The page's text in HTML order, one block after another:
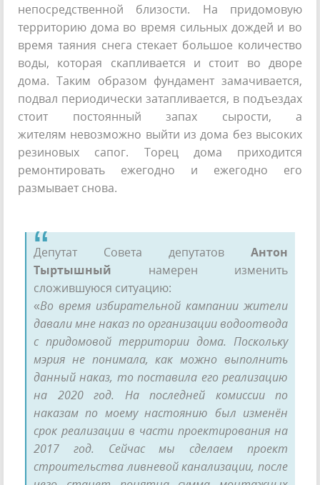
непосредственной близости. На придомовую
территорию дома во время сильных дождей и во
время таяния снега стекает большое количество
воды, которая скапливается и стоит во дворе
дома. Таким образом фундамент замачивается,
подвал периодически затапливается, в подъездах
стоит постоянный запах сырости, а
жителям невозможно выйти из дома без высоких
резиновых сапог. Торец дома приходится
ремонтировать ежегодно и ежегодно его
размывает снова.
Депутат Совета депутатов Антон
Тыртышный намерен изменить
сложившуюся ситуацию:
«Во время избирательной кампании жители
давали мне наказ по организации водоотвода
с придомовой территории дома. Поскольку
мэрия не понимала, как можно выполнить
данный наказ, то поставила его реализацию
на 2020 год. На последней комиссии по
наказам по моему настоянию был изменён
срок реализации в части проектирования на
2017 год. Сейчас мы сделаем проект
строительства ливневой канализации, после